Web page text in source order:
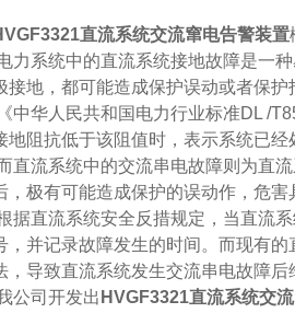
直流系统交流窜电告警装置
力系统中的直流系统接地故障是一
接地，都可能造成保护误动或者保护
《中华人民共和国电力行业标准DL /
地阻抗低于该阻值时，表示系统已经
直流系统中的交流串电故障则为直
，极有可能造成保护的误动作，危害
据直流系统安全反措规定，当直流
，并记录故障发生的时间。而现有
，导致直流系统发生交流串电故障后
公司开发出 HVGF3321直流系统交